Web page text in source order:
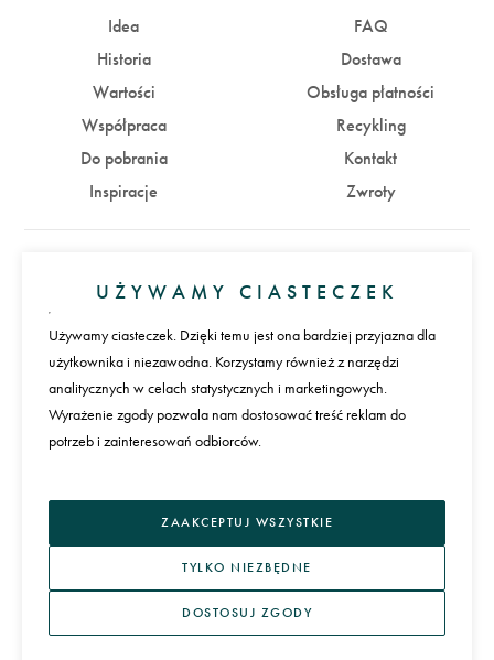
Idea
Historia
Wartości
Współpraca
Do pobrania
Inspiracje
FAQ
Dostawa
Obsługa płatności
Recykling
Kontakt
Zwroty
Zaloguj się Załóż konto
Płatności
Język
REGULAMIN I POLITYKA PRYWATNOŚCI
UŻYWAMY CIASTECZEK
Używamy ciasteczek. Dzięki temu jest ona bardziej przyjazna dla
użytkownika i niezawodna. Korzystamy również z narzędzi
analitycznych w celach statystycznych i marketingowych.
Wyrażenie zgody pozwala nam dostosować treść reklam do
potrzeb i zainteresowań odbiorców.
ZAAKCEPTUJ WSZYSTKIE
TYLKO NIEZBĘDNE
DOSTOSUJ ZGODY